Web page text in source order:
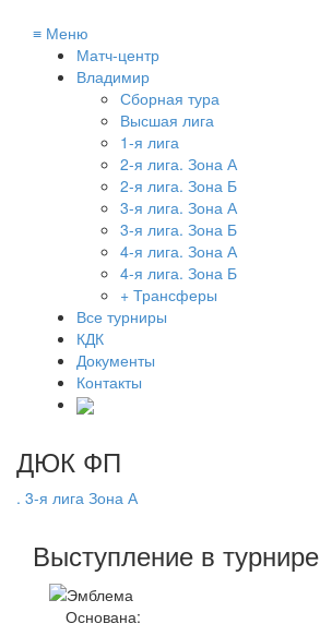
≡ Меню
Матч-центр
Владимир
Сборная тура
Высшая лига
1-я лига
2-я лига. Зона А
2-я лига. Зона Б
3-я лига. Зона А
3-я лига. Зона Б
4-я лига. Зона А
4-я лига. Зона Б
+ Трансферы
Все турниры
КДК
Документы
Контакты
ДЮК ФП
. 3-я лига Зона А
Выступление в турнире
Основана: